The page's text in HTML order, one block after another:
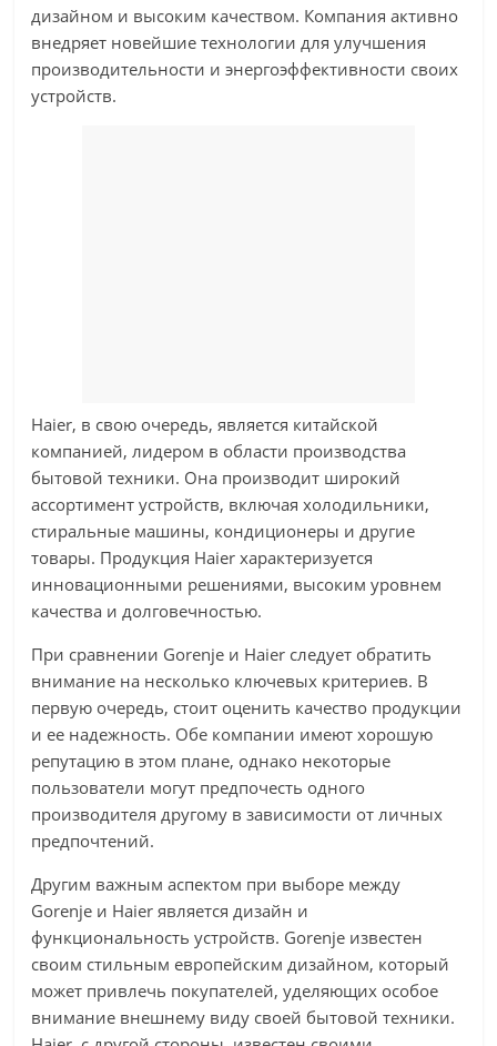
дизайном и высоким качеством. Компания активно
внедряет новейшие технологии для улучшения
производительности и энергоэффективности своих
устройств.
Haier, в свою очередь, является китайской
компанией, лидером в области производства
бытовой техники. Она производит широкий
ассортимент устройств, включая холодильники,
стиральные машины, кондиционеры и другие
товары. Продукция Haier характеризуется
инновационными решениями, высоким уровнем
качества и долговечностью.
При сравнении Gorenje и Haier следует обратить
внимание на несколько ключевых критериев. В
первую очередь, стоит оценить качество продукции
и ее надежность. Обе компании имеют хорошую
репутацию в этом плане, однако некоторые
пользователи могут предпочесть одного
производителя другому в зависимости от личных
предпочтений.
Другим важным аспектом при выборе между
Gorenje и Haier является дизайн и
функциональность устройств. Gorenje известен
своим стильным европейским дизайном, который
может привлечь покупателей, уделяющих особое
внимание внешнему виду своей бытовой техники.